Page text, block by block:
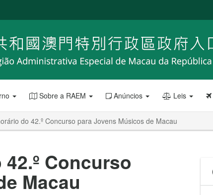
Sobre a RAEM Anúncios Leis
do 42.º Concurso para Jovens Músicos de Macau
Concurso
Macau